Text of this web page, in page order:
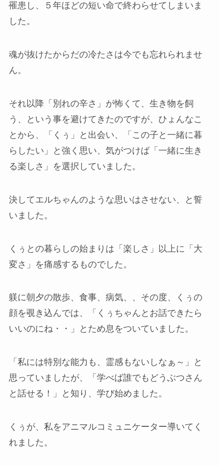
罹患し、５年ほどの短い命で終わらせてしまいま
した。
魂が抜けたからだの冷たさは今でも忘れられませ
ん。
それ以降「別れの辛さ」が怖くて、生き物を飼
う、という事を避けてきたのですが、ひょんなこ
とから、「くぅ」と出会い、「この子と一緒に暮
らしたい」と強く思い、気がつけば「一緒に生き
る楽しさ」を選択していました。
決してエルちゃんのような思いはさせない、と誓
いました。
くぅとの暮らしの始まりは「楽しさ」以上に「大
変さ」を痛感するものでした。
躾に朝夕の散歩、食事、病気、、その度、くぅの
顔を覗き込んでは、「くぅちゃんとお話できたら
いいのにね・・」とため息をついていました。
「私には特別な能力も、霊感もないしなぁ～」と
思っていましたが、「学べば誰でもどうぶつさん
と話せる！」と知り、学び始めました。
くぅが、私をアニマルコミュニケーター導いてく
れました。